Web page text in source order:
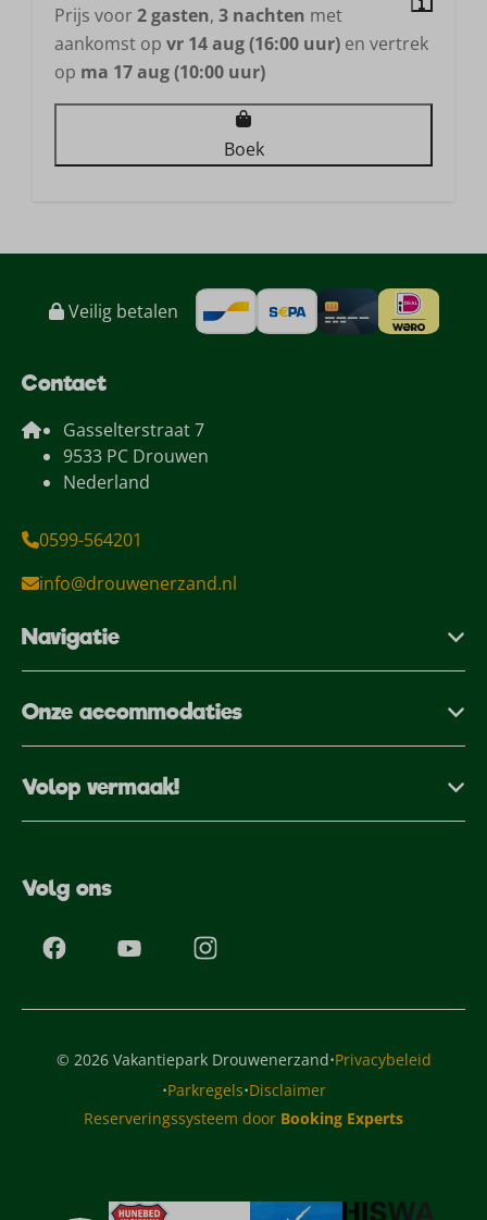
Prijs voor2 gasten, 3 nachten met
aankomst op vr 14 aug (16:00 uur) en vertrek
op ma 17 aug (10:00 uur)
Boek
Veilig betalen
Contact
Gasselterstraat 7
9533 PC Drouwen
Nederland
0599-564201
info@drouwenerzand.nl
Navigatie
Onze accommodaties
Volop vermaak!
Volg ons
© 2026 Vakantiepark Drouwenerzand·Privacybeleid
·Parkregels·Disclaimer
Reserveringssysteem door Booking Experts